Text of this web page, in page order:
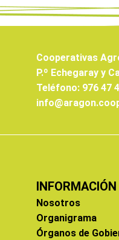
Cooperativas
P.º Echegaray y
Teléfono: 976 47
Nosotros
Organigrama
Órganos de